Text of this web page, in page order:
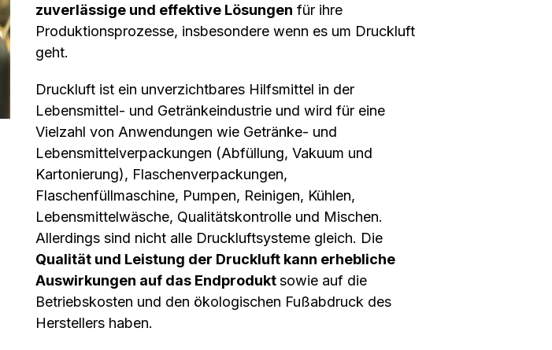
zuverlässige und effektive Lösungen für ihre
Produktionsprozesse, insbesondere wenn es um Druckluft
geht.
Druckluft ist ein unverzichtbares Hilfsmittel in der
Lebensmittel- und Getränkeindustrie und wird für eine
Vielzahl von Anwendungen wie Getränke- und
Lebensmittelverpackungen (Abfüllung, Vakuum und
Kartonierung), Flaschenverpackungen,
Flaschenfüllmaschine, Pumpen, Reinigen, Kühlen,
Lebensmittelwäsche, Qualitätskontrolle und Mischen.
Allerdings sind nicht alle Druckluftsysteme gleich. Die
Qualität und Leistung der Druckluft kann erhebliche
Auswirkungen auf das Endproduktsowie auf die
Betriebskosten und den ökologischen Fußabdruck des
Herstellers haben.